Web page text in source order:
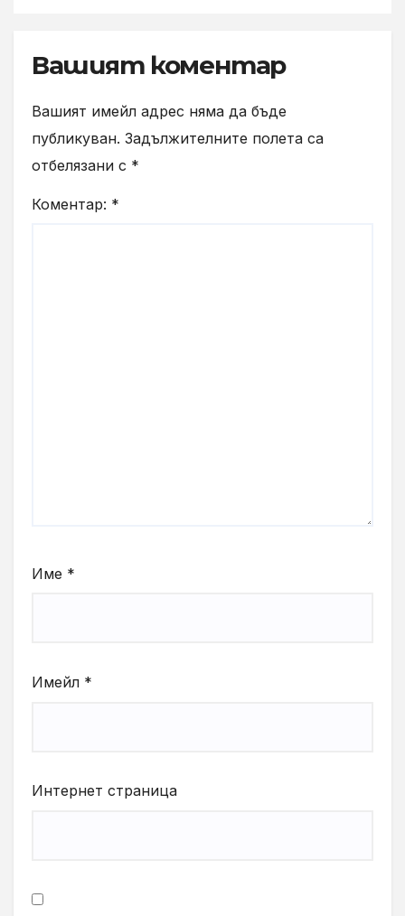
Вашият коментар
Вашият имейл адрес няма да бъде
публикуван. Задължителните полета са
отбелязани с *
Коментар: *
Име *
Имейл *
Интернет страница